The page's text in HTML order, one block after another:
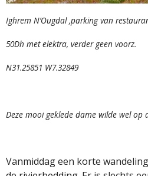
Ighrem N’Ougdal,parking van
50Dh met elektra, verder geen voorz.
N31.25851 W7.32849
Deze mooi geklede dame wilde wel op
Vanmiddag een korte